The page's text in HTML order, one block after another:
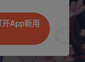
App新用